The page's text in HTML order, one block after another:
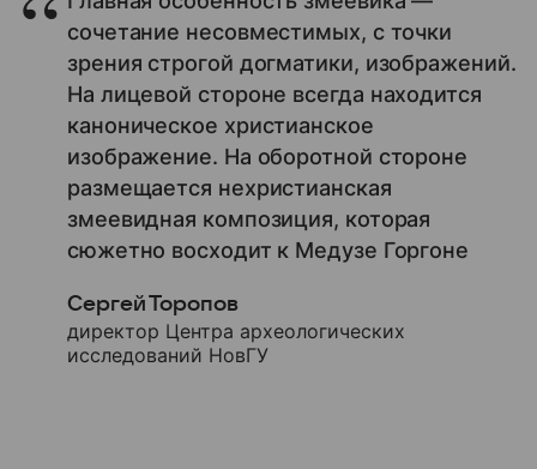
сочетание несовместимых, с точки
зрения строгой догматики, изображений.
На лицевой стороне всегда находится
каноническое христианское
изображение. На оборотной стороне
размещается нехристианская
змеевидная композиция, которая
сюжетно восходит к Медузе Горгоне
Сергей Торопов
директор Центра археологических
исследований НовГУ